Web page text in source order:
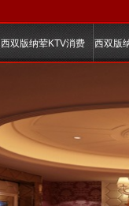
西双版纳荤KTV消费 西双版